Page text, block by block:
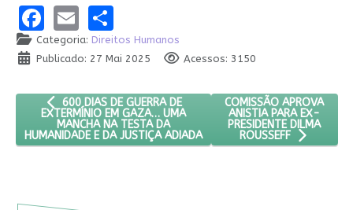
Facebook
EmailShare
Categoria: Direitos Humanos
Publicado: 27 Mai 2025
Acessos: 3150
ARTIGO ANTERIOR: 600 DIAS DE GUERRA DE EXTERMÍNIO
600 DIAS DE GUERRA DE
EXTERMÍNIO EM GAZA… UMA
MANCHA NA TESTA DA
HUMANIDADE E DA JUSTIÇA ADIADA
PRÓXIMO ARTIGO:
COMISSÃO APROVA
ANISTIA PARA EX-
PRESIDENTE DILMA
ROUSSEFF